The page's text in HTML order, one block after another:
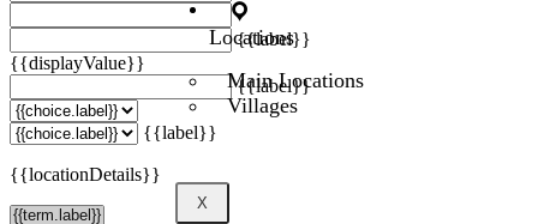
Locations
Main Locations
Villages
X
{{label}}
{{displayValue}}
{{label}}
{{label}}
{{locationDetails}}